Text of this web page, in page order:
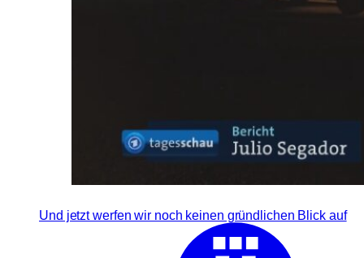
Und jetzt werfen wir noch keinen gründlichen Blick auf